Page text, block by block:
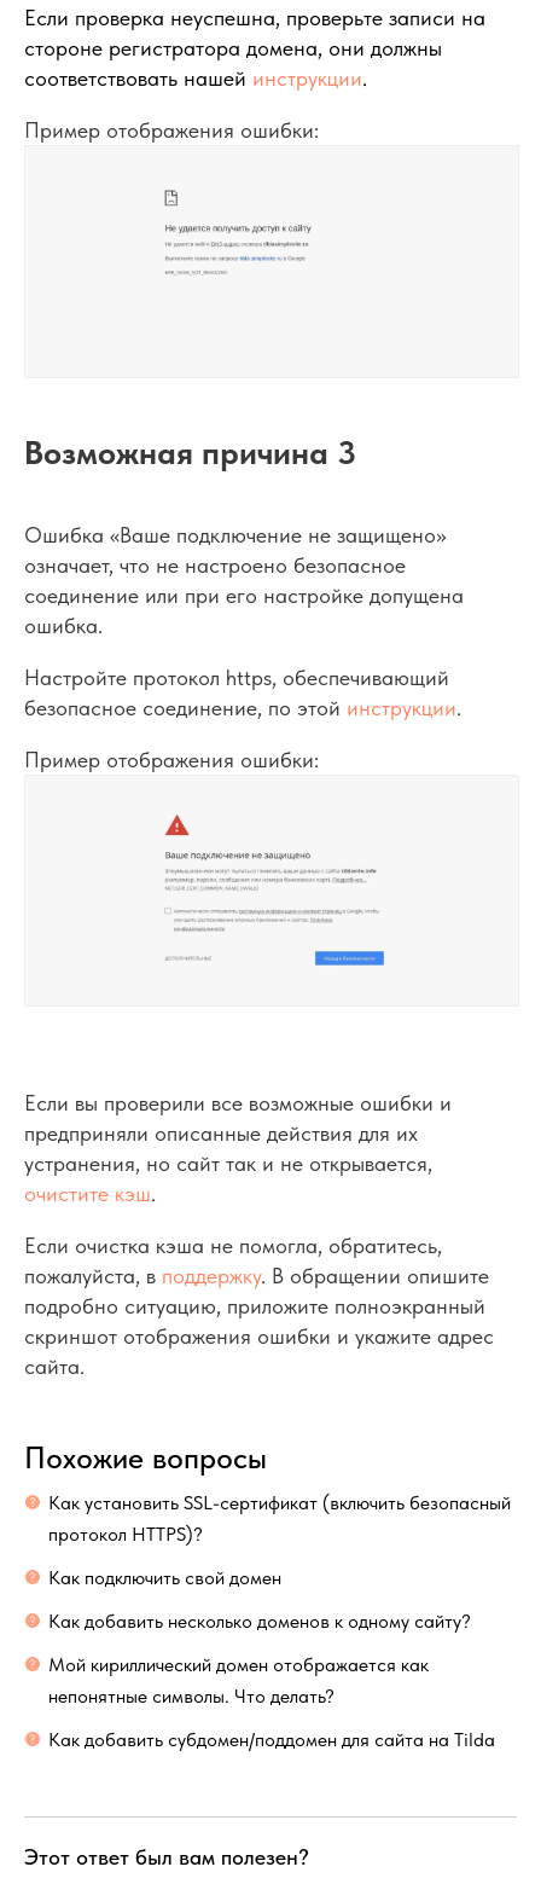
Если проверка неуспешна, проверьте записи на
стороне регистратора домена, они должны
соответствовать нашей инструкции.
Пример отображения ошибки:
Возможная причина 3
Ошибка «Ваше подключение не защищено»
означает, что не настроено безопасное
соединение или при его настройке допущена
ошибка.
Настройте протокол https, обеспечивающий
безопасное соединение, по этой инструкции.
Пример отображения ошибки:
Если вы проверили все возможные ошибки и
предприняли описанные действия для их
устранения, но сайт так и не открывается,
очистите кэш.
Если очистка кэша не помогла, обратитесь,
пожалуйста, в поддержку. В обращении опишите
подробно ситуацию, приложите полноэкранный
скриншот отображения ошибки и укажите адрес
сайта.
Похожие вопросы
Как установить SSL-сертификат (включить безопасный
протокол HTTPS)?
Как подключить свой домен
Как добавить несколько доменов к одному сайту?
Мой кириллический домен отображается как
непонятные символы. Что делать?
Как добавить субдомен/поддомен для сайта на Tilda
Этот ответ был вам полезен?